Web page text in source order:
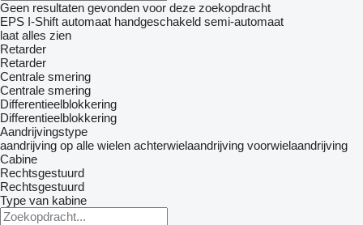
Geen resultaten gevonden voor deze zoekopdracht
EPS I-Shift automaat handgeschakeld semi-automaat
laat alles zien
Retarder
Retarder
Centrale smering
Centrale smering
Differentieelblokkering
Differentieelblokkering
Aandrijvingstype
aandrijving op alle wielen achterwielaandrijving voorwielaandrijving
Cabine
Rechtsgestuurd
Rechtsgestuurd
Type van kabine